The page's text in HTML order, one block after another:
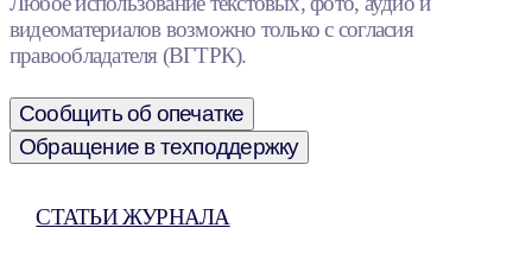
видеоматериалов возможно только с согласия
правообладателя (ВГТРК).
Сообщить об опечатке
Обращение в техподдержку
СТАТЬИ ЖУРНАЛА